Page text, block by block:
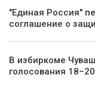
"Единая Россия"
соглашение о
В избиркоме
голосования